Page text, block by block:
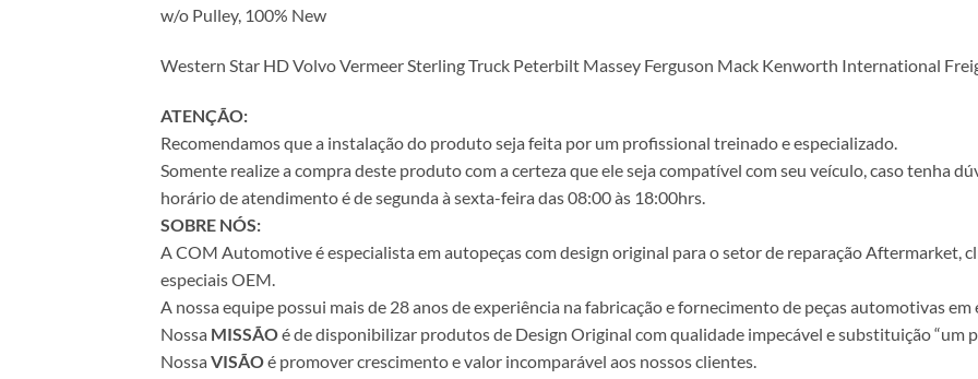
w/o Pulley, 100% New
Western Star HD Volvo Vermeer Sterling Truck Peterbilt Massey Ferguson Mack Kenworth International
ATENÇÃO:
Recomendamos que a instalação do produto seja feita por um profissional treinado e especializado.
Somente realize a compra deste produto com a certeza que ele seja compatível com seu veículo, caso tenha
horário de atendimento é de segunda à sexta-feira das 08:00 às 18:00hrs.
SOBRE NÓS:
A COM Automotive é especialista em autopeças com design original para o setor de reparação Aftermarket,
especiais OEM.
A nossa equipe possui mais de 28 anos de experiência na fabricação e fornecimento de peças automotivas em
Nossa MISSÃOé de disponibilizar produtos de Design Original com qualidade impecável e substituição “um
Nossa VISÃOé promover crescimento e valor incomparável aos nossos clientes.